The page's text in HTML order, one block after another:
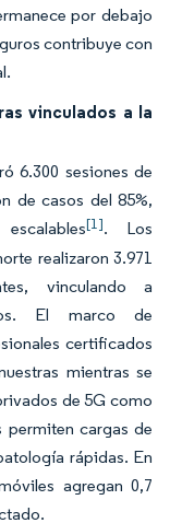
por debajo
contribuye con
vinculados a la
6.300 sesiones de
de casos del 85%,
[1]. Los
realizaron 3.971
vinculando a
El marco de
certificados
mientras se
de 5G como
permiten cargas de
rápidas. En
agregan 0,7